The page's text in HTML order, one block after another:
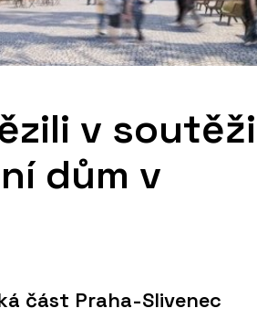
v soutěži
dům v
část Praha-Slivenec